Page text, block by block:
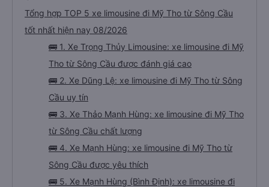
Tổng hợp TOP 5 xe limousine đi Mỹ Tho từ Sông Cầu
tốt nhất hiện nay 08/2026
🚌 1. Xe Trọng Thủy Limousine: xe limousine đi Mỹ
Tho từ Sông Cầu được đánh giá cao
🚌 2. Xe Dũng Lệ: xe limousine đi Mỹ Tho từ Sông
Cầu uy tín
🚌 3. Xe Thảo Mạnh Hùng: xe limousine đi Mỹ Tho
từ Sông Cầu chất lượng
🚌 4. Xe Mạnh Hùng: xe limousine đi Mỹ Tho từ
Sông Cầu được yêu thích
🚌 5. Xe Mạnh Hùng (Bình Định): xe limousine đi